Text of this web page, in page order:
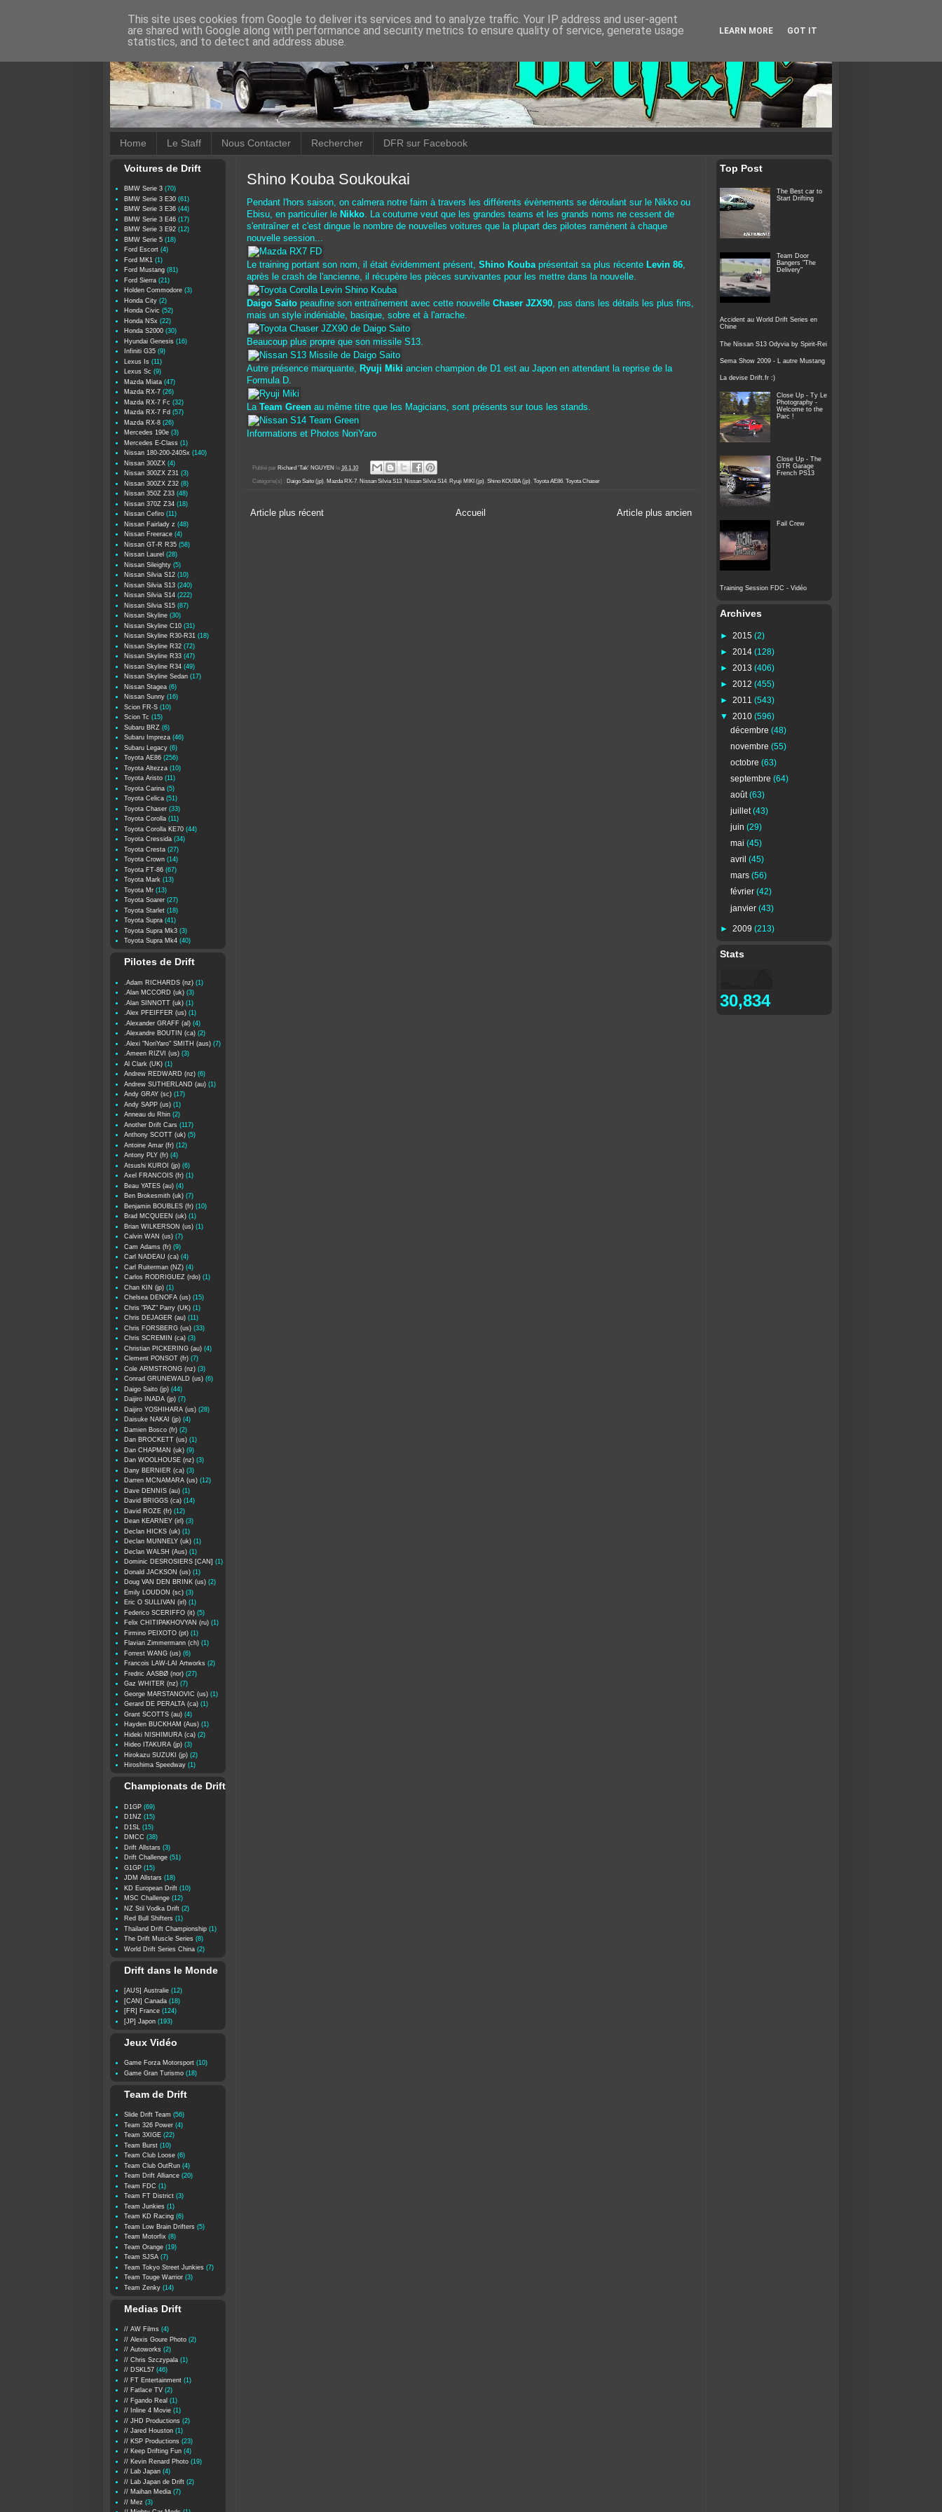
Home Le Staff Nous Contacter Rechercher DFR sur Facebook
Shino Kouba Soukoukai
Pendant l'hors saison, on calmera notre faim à travers les différents évènements se déroulant sur le Nikko ou
Ebisu, en particulier le Nikko. La coutume veut que les grandes teams et les grands noms ne cessent de
s'entraîner et c'est dingue le nombre de nouvelles voitures que la plupart des pilotes ramènent à chaque
nouvelle session...
Le training portant son nom, il était évidemment présent, Shino Koubaprésentait sa plus récente Levin 86,
après le crash de l'ancienne, il récupère les pièces survivantes pour les mettre dans la nouvelle.
Daigo Saito peaufine son entraînement avec cette nouvelle Chaser JZX90, pas dans les détails les plus fins,
mais un style indéniable, basique, sobre et à l'arrache.
Beaucoup plus propre que son missile S13.
Autre présence marquante, Ryuji Miki ancien champion de D1 est au Japon en attendant la reprise de la
Formula D.
La Team Green au même titre que les Magicians, sont présents sur tous les stands.
Informations et Photos NoriYaro
Publié par Richard 'Tak' NGUYEN le 16.1.10
Catégorie(s) : Daigo Saito (jp), Mazda RX-7, Nissan Silvia S13, Nissan Silvia S14, Ryuji MIKI (jp), Shino KOUBA (jp), Toyota AE86, Toyota Chaser
Article plus récent Article plus ancien
Accueil
Voitures de Drift
BMW Serie 3 (70)
BMW Serie 3 E30 (61)
BMW Serie 3 E36 (44)
BMW Serie 3 E46 (17)
BMW Serie 3 E92 (12)
BMW Serie 5 (18)
Ford Escort (4)
Ford MK1 (1)
Ford Mustang (81)
Ford Sierra (21)
Holden Commodore (3)
Honda City (2)
Honda Civic (52)
Honda NSx (22)
Honda S2000 (30)
Hyundai Genesis (16)
Infiniti G35 (9)
Lexus Is (11)
Lexus Sc (9)
Mazda Miata (47)
Mazda RX-7 (26)
Mazda RX-7 Fc (32)
Mazda RX-7 Fd (57)
Mazda RX-8 (26)
Mercedes 190e (3)
Mercedes E-Class (1)
Nissan 180-200-240Sx (140)
Nissan 300ZX (4)
Nissan 300ZX Z31 (3)
Nissan 300ZX Z32 (8)
Nissan 350Z Z33 (48)
Nissan 370Z Z34 (18)
Nissan Cefiro (11)
Nissan Fairlady z (48)
Nissan Freerace (4)
Nissan GT-R R35 (58)
Nissan Laurel (28)
Nissan Sileighty (5)
Nissan Silvia S12 (10)
Nissan Silvia S13 (240)
Nissan Silvia S14 (222)
Nissan Silvia S15 (87)
Nissan Skyline (30)
Nissan Skyline C10 (31)
Nissan Skyline R30-R31 (18)
Nissan Skyline R32 (72)
Nissan Skyline R33 (47)
Nissan Skyline R34 (49)
Nissan Skyline Sedan (17)
Nissan Stagea (6)
Nissan Sunny (16)
Scion FR-S (10)
Scion Tc (15)
Subaru BRZ (6)
Subaru Impreza (46)
Subaru Legacy (6)
Toyota AE86 (256)
Toyota Altezza (10)
Toyota Aristo (11)
Toyota Carina (5)
Toyota Celica (51)
Toyota Chaser (33)
Toyota Corolla (11)
Toyota Corolla KE70 (44)
Toyota Cressida (34)
Toyota Cresta (27)
Toyota Crown (14)
Toyota FT-86 (67)
Toyota Mark (13)
Toyota Mr (13)
Toyota Soarer (27)
Toyota Starlet (18)
Toyota Supra (41)
Toyota Supra Mk3 (3)
Toyota Supra Mk4 (40)
Pilotes de Drift
.Adam RICHARDS (nz) (1)
.Alan MCCORD (uk) (3)
.Alan SINNOTT (uk) (1)
.Alex PFEIFFER (us) (1)
.Alexander GRAFF (al) (4)
.Alexandre BOUTIN (ca) (2)
.Alexi "NoriYaro" SMITH (aus) (7)
.Ameen RIZVI (us) (3)
Al Clark (UK) (1)
Andrew REDWARD (nz) (6)
Andrew SUTHERLAND (au) (1)
Andy GRAY (sc) (17)
Andy SAPP (us) (1)
Anneau du Rhin (2)
Another Drift Cars (117)
Anthony SCOTT (uk) (5)
Antoine Amar (fr) (12)
Antony PLY (fr) (4)
Atsushi KUROI (jp) (6)
Axel FRANCOIS (fr) (1)
Beau YATES (au) (4)
Ben Brokesmith (uk) (7)
Benjamin BOUBLES (fr) (10)
Brad MCQUEEN (uk) (1)
Brian WILKERSON (us) (1)
Calvin WAN (us) (7)
Cam Adams (fr) (9)
Carl NADEAU (ca) (4)
Carl Ruiterman (NZ) (4)
Carlos RODRIGUEZ (rdo) (1)
Chan KIN (jp) (1)
Chelsea DENOFA (us) (15)
Chris "PAZ" Parry (UK) (1)
Chris DEJAGER (au) (11)
Chris FORSBERG (us) (33)
Chris SCREMIN (ca) (3)
Christian PICKERING (au) (4)
Clement PONSOT (fr) (7)
Cole ARMSTRONG (nz) (3)
Conrad GRUNEWALD (us) (6)
Daigo Saito (jp) (44)
Daijiro INADA (jp) (7)
Daijiro YOSHIHARA (us) (28)
Daisuke NAKAI (jp) (4)
Damien Bosco (fr) (2)
Dan BROCKETT (us) (1)
Dan CHAPMAN (uk) (9)
Dan WOOLHOUSE (nz) (3)
Dany BERNIER (ca) (3)
Darren MCNAMARA (us) (12)
Dave DENNIS (au) (1)
David BRIGGS (ca) (14)
David ROZE (fr) (12)
Dean KEARNEY (irl) (3)
Declan HICKS (uk) (1)
Declan MUNNELY (uk) (1)
Declan WALSH (Aus) (1)
Dominic DESROSIERS [CAN] (1)
Donald JACKSON (us) (1)
Doug VAN DEN BRINK (us) (2)
Emily LOUDON (sc) (3)
Eric O SULLIVAN (irl) (1)
Federico SCERIFFO (it) (5)
Felix CHITIPAKHOVYAN (ru) (1)
Firmino PEIXOTO (pt) (1)
Flavian Zimmermann (ch) (1)
Forrest WANG (us) (6)
Francois LAW-LAI Artworks (2)
Fredric AASBØ (nor) (27)
Gaz WHITER (nz) (7)
George MARSTANOVIC (us) (1)
Gerard DE PERALTA (ca) (1)
Grant SCOTTS (au) (4)
Hayden BUCKHAM (Aus) (1)
Hideki NISHIMURA (ca) (2)
Hideo ITAKURA (jp) (3)
Hirokazu SUZUKI (jp) (2)
Hiroshima Speedway (1)
Championats de Drift
D1GP (69)
D1NZ (15)
D1SL
(15)
DMCC (38)
Drift Allstars (3)
Drift Challenge (51)
G1GP (15)
JDM Allstars (18)
KD European Drift (10)
MSC Challenge (12)
NZ Stil Vodka Drift (2)
Red Bull Shifters (1)
Thailand Drift Championship (1)
The Drift Muscle Series (8)
World Drift Series China (2)
Drift dans le Monde
[AUS] Australie (12)
[CAN] Canada (18)
[FR] France (124)
[JP] Japon (193)
Jeux Vidéo
Game Forza Motorsport (10)
Game Gran Turismo (18)
Team de Drift
Slide Drift Team (56)
Team 326 Power (4)
Team 3XIGE (22)
Team Burst (10)
Team Club Loose (6)
Team Club OutRun (4)
Team Drift Alliance (20)
Team FDC (1)
Team FT District (3)
Team Junkies (1)
Team KD Racing (6)
Team Low Brain Drifters (5)
Team Motorfix (8)
Team Orange (19)
Team SJSA (7)
Team Tokyo Street Junkies (7)
Team Touge Warrior (3)
Team Zenky (14)
Medias Drift
// AW Films (4)
// Alexis Goure Photo (2)
// Autoworks (2)
// Chris Szczypala (1)
// DSKL57 (46)
// FT Entertainment (1)
// Fatlace TV (2)
// Fgando Real (1)
// Inline 4 Movie (1)
// JHD Productions (2)
// Jared Houston (1)
// KSP Productions (23)
// Keep Drifting Fun (4)
// Kevin Renard Photo (19)
// Lab Japan (4)
// Lab Japan de Drift (2)
// Maihan Media (7)
// Mez (3)
Top Post
The Best car to
Start Drifting
Team Door
Bangers "The
Delivery"
Accident au World Drift Series en
Chine
The Nissan S13 Odyvia by Spirit-Rei
Sema Show 2009 - L autre Mustang
La devise Drift.fr :)
Close Up - Ty Le
Photography -
Welcome to the
Parc !
Close Up - The
GTR Garage
French PS13
Fail Crew
Training Session FDC - Vidéo
Archives
► 2015 (2)
► 2014 (128)
► 2013 (406)
► 2012 (455)
► 2011 (543)
▼ 2010 (596)
décembre (48)
novembre (55)
octobre (63)
septembre (64)
août(63)
juillet(43)
juin (29)
mai (45)
avril (45)
mars (56)
février (42)
janvier (43)
► 2009 (213)
Stats
30,834
This site uses cookies from Google to deliver its services and to analyze traffic. Your IP address and user-agent
are shared with Google along with performance and security metrics to ensure quality of service, generate usage
statistics, and to detect and address abuse.
LEARN MORE GOT IT